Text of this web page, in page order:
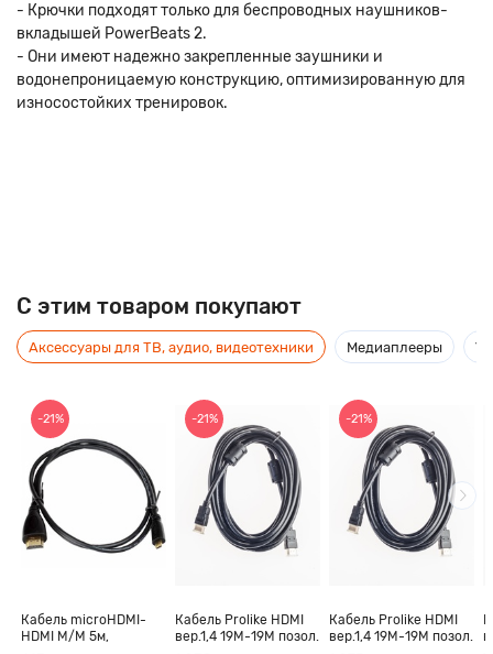
- Крючки подходят только для беспроводных наушников-
вкладышей PowerBeats 2.
- Они имеют надежно закрепленные заушники и
водонепроницаемую конструкцию, оптимизированную для
износостойких тренировок.
C этим товаром покупают
Аксессуары для ТВ, аудио, видеотехники Медиаплееры
-21%
Кабель microHDMI-
HDMI M/M 5м,
-21%
Кабель Prolike HDMI
вер.1,4 19М-19М позол.
-21%
Кабель Prolike HDMI
вер.1,4 19М-19М позол.